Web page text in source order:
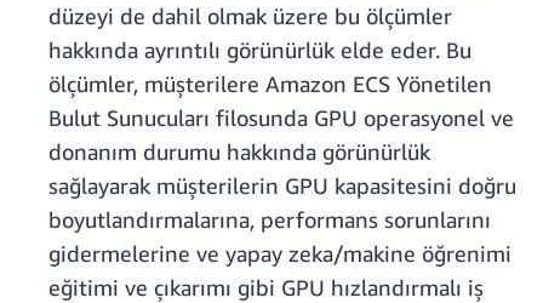
düzeyi de dahil olmak üzere bu ölçümler
hakkında ayrıntılı görünürlük elde eder. Bu
ölçümler, müşterilere Amazon ECS Yönetilen
Bulut Sunucuları filosunda GPU operasyonel ve
donanım durumu hakkında görünürlük
sağlayarak müşterilerin GPU kapasitesini doğru
boyutlandırmalarına, performans sorunlarını
gidermelerine ve yapay zeka/makine öğrenimi
eğitimi ve çıkarımı gibi GPU hızlandırmalı iş